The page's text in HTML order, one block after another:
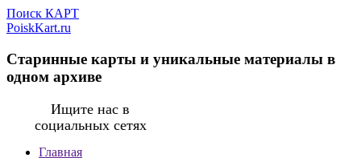
Поиск КАРТ
PoiskKart.ru
Старинные карты и уникальные материалы в
одном архиве
Ищите нас в
социальных сетях
Главная